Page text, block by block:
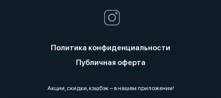
Политика конфиденциальности
Публичная оферта
Акции, скидки, кэшбэк − в нашем приложении!